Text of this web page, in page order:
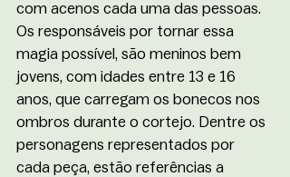
com acenos cada uma das pessoas.
Os responsáveis por tornar essa
magia possível, são meninos bem
jovens, com idades entre 13 e 16
anos, que carregam os bonecos nos
ombros durante o cortejo. Dentre os
personagens representados por
cada peça, estão referências a